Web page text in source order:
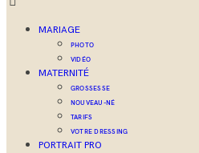
MARIAGE
PHOTO
VIDÉO
MATERNITÉ
GROSSESSE
NOUVEAU-NÉ
TARIFS
VOTRE DRESSING
PORTRAIT PRO